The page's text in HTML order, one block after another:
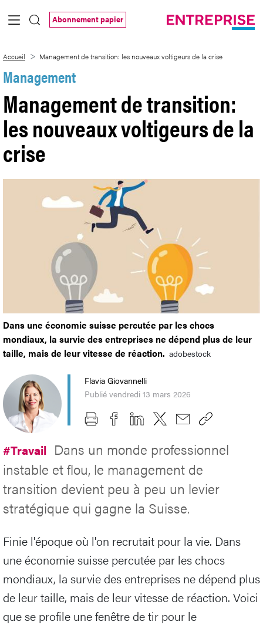
Saut au contenu principal
Abonnement papier
Accueil Management de transition: les nouveaux voltigeurs de la crise
Management
Management de transition:
les nouveaux voltigeurs de la
crise
Dans une économie suisse percutée par les chocs
mondiaux, la survie des entreprises ne dépend plus de leur
taille, mais de leur vitesse de réaction. adobestock
Flavia Giovannelli
Publié vendredi 13 mars 2026
#Travail Dans un monde professionnel
instable et flou, le management de
transition devient peu à peu un levier
stratégique qui gagne la Suisse.
Finie l'époque où l'on recrutait pour la vie. Dans
une économie suisse percutée par les chocs
mondiaux, la survie des entreprises ne dépend plus
de leur taille, mais de leur vitesse de réaction. Voici
que se profile une fenêtre de tir pour le